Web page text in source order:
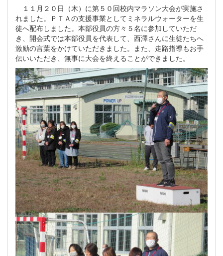
１１月２０日（木）に第５０回校内マラソン大会が実施さ
れました。ＰＴＡの支援事業としてミネラルウォーターを生
徒へ配布しました。本部役員の方々５名に参加していただ
き、開会式では本部役員を代表して、西澤さんに生徒たちへ
激励の言葉をかけていただきました。また、走路指導もお手
伝いいただき、無事に大会を終えることができました。